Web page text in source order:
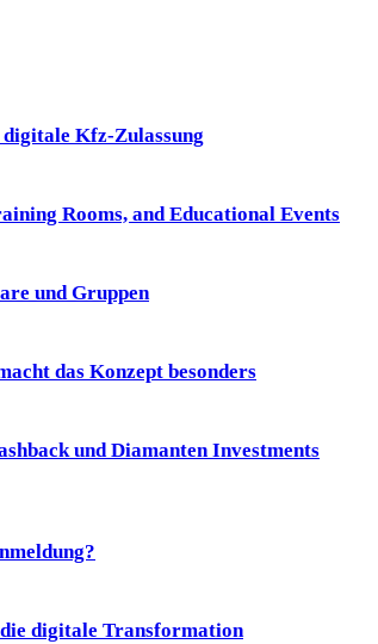
Kfz-Zulassung
Rooms, and Educational Events
und Gruppen
das Konzept besonders
und Diamanten Investments
digitale Transformation